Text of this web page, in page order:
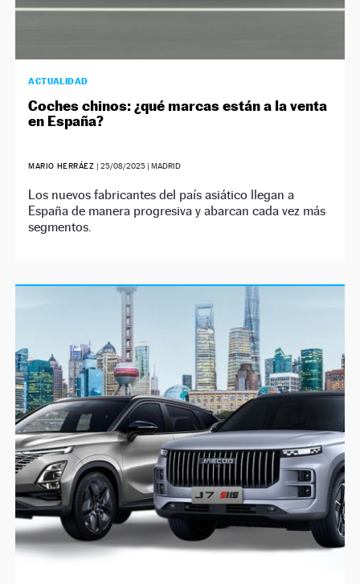
ACTUALIDAD
Coches chinos: ¿qué marcas están a la venta
en España?
MARIO HERRÁEZ |25/08/2025 | MADRID
Los nuevos fabricantes del país asiático llegan a
España de manera progresiva y abarcan cada vez más
segmentos.